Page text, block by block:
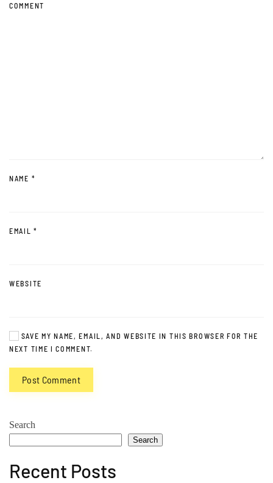
COMMENT
NAME *
EMAIL*
WEBSITE
SAVE MY NAME, EMAIL, AND WEBSITE IN THIS BROWSER FOR THE
NEXT TIME I COMMENT.
Post Comment
Search
Search
Recent Posts